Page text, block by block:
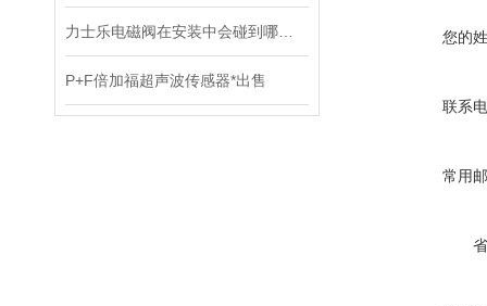
P+F倍加福超声波传感器*出售
您的
联系
常用